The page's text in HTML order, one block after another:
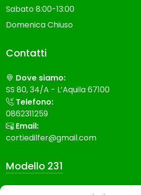
Sabato 8:00-13:00
Domenica Chiuso
Contatti
Dove siamo:
SS 80, 34/A - L’Aquila 67100
Telefono:
0862311259
Email:
cortiedilfer@gmail.com
Modello 231